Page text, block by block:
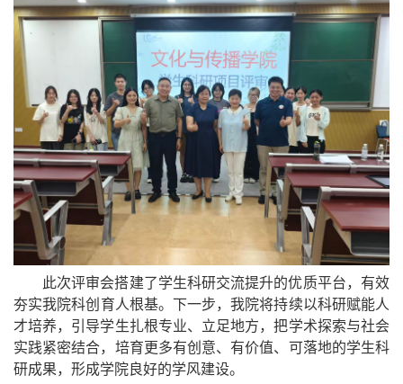
此次评审会搭建了学生科研交流提升的优质平台，有效
夯实我院科创育人根基。下一步，我院将持续以科研赋能人
才培养，引导学生扎根专业、立足地方，把学术探索与社会
实践紧密结合，培育更多有创意、有价值、可落地的学生科
研成果，形成学院良好的学风建设。